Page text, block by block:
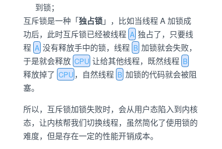
到锁；
互斥锁是一种「独占锁」，比如当线程 A 加锁成
功后，此时互斥锁已经被线程A 独占了，只要线
程A 没有释放手中的锁，线程B 加锁就会失败，
于是就会释放CPU 让给其他线程，既然线程B
释放掉了CPU，自然线程B 加锁的代码就会被阻
塞。
所以，互斥锁加锁失败时，会从用户态陷入到内核
态，让内核帮我们切换线程，虽然简化了使用锁的
难度，但是存在一定的性能开销成本。